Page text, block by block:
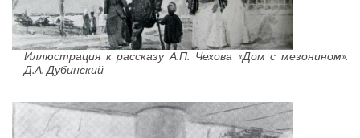
Иллюстрация к рассказу А.П. Чехова «Дом с мезонином».
Д.А. Дубинский